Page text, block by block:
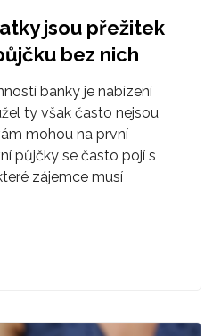
jsou přežitek
bez nich
banky je nabízení
ty však často nejsou
mohou na první
půjčky se často pojí s
zájemce musí